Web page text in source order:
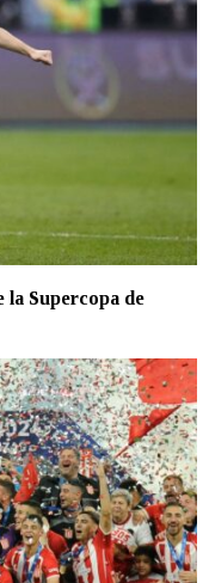
la Supercopa de